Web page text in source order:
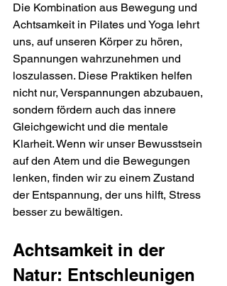
Die Kombination aus Bewegung und
Achtsamkeit in Pilates und Yoga lehrt
uns, auf unseren Körper zu hören,
Spannungen wahrzunehmen und
loszulassen. Diese Praktiken helfen
nicht nur, Verspannungen abzubauen,
sondern fördern auch das innere
Gleichgewicht und die mentale
Klarheit. Wenn wir unser Bewusstsein
auf den Atem und die Bewegungen
lenken, finden wir zu einem Zustand
der Entspannung, der uns hilft, Stress
besser zu bewältigen.
Achtsamkeit in der
Natur: Entschleunigen